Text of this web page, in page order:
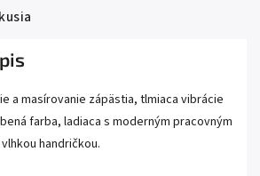
a masírovanie zápästia, tlmiaca vibrácie
farba, ladiaca s moderným pracovným
handričkou.